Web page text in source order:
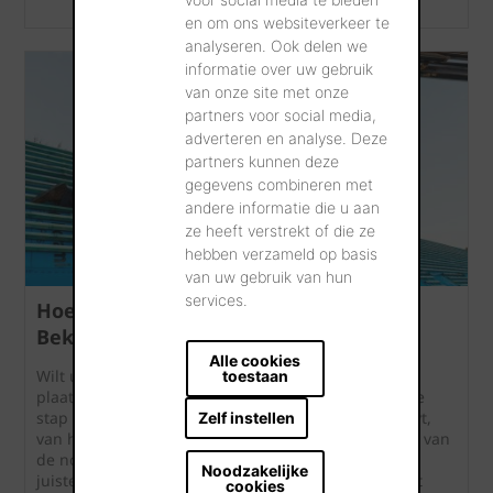
en om ons websiteverkeer te
analyseren. Ook delen we
informatie over uw gebruik
van onze site met onze
partners voor social media,
adverteren en analyse. Deze
partners kunnen deze
gegevens combineren met
andere informatie die u aan
ze heeft verstrekt of die ze
hebben verzameld op basis
van uw gebruik van hun
services.
Alle cookies
toestaan
Zelf instellen
Noodzakelijke
cookies
Hoe plaatst u keramische dakpannen?
Bekijk onze instructievideo's
Wilt u weten hoe u keramische dakpannen correct
plaatst? Op deze pagina vindt u instructievideo's die
stap voor stap tonen hoe u een hellend dak opbouwt,
van het plaatsen van het onderdak tot de afwerking van
de nok. Ook onderwerpen zoals het bepalen van de
juiste latafstand, het plaatsen van gevelpannen, het